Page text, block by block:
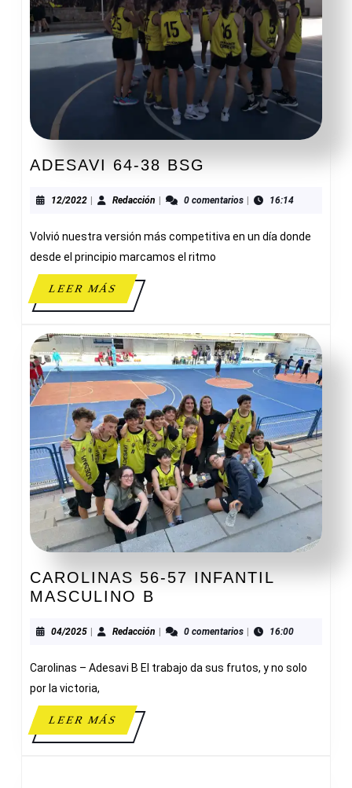
ADESAVI 64-38 BSG
38
12/202212/2022
| Redacción Redacción
| 0 comentarios | 16:14
Volvió nuestra versión más competitiva en un día donde
desde el principio marcamos el ritmo
LEER MÁSLEER
MÁS
CAROLINAS 56-57 INFANTIL
MASCULINO B
57
MASCULINO
04/202504/2025
| Redacción Redacción
| 0 comentarios | 16:00
Carolinas – Adesavi B El trabajo da sus frutos, y no solo
por la victoria,
LEER MÁSLEER
MÁS